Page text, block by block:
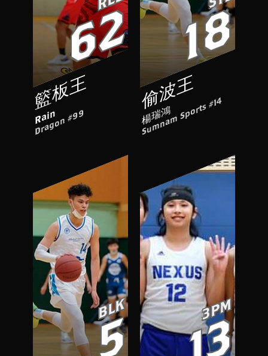
籃板王
Rain
Dragon #99
62
偷波王
楊瑞鴻
Sumnam Sports #14
18
BLK
5 3PM
13